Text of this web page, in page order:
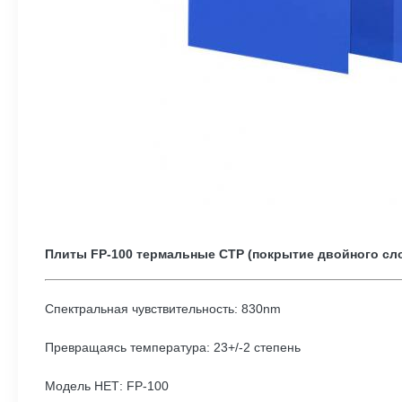
Плиты FP-100 термальные CTP (покрытие двойного
Спектральная чувствительность: 830nm
Превращаясь температура: 23+/-2 степень
Модель НЕТ: FP-100